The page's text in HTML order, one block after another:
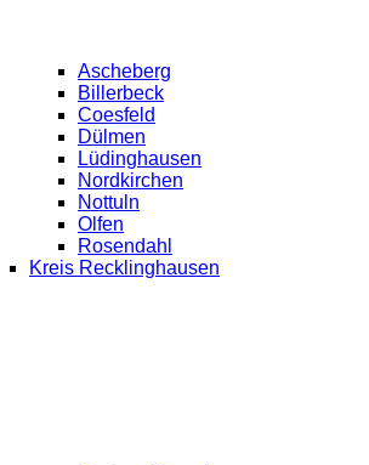
Ascheberg
Billerbeck
Coesfeld
Dülmen
Lüdinghausen
Nordkirchen
Nottuln
Olfen
Rosendahl
Kreis Recklinghausen